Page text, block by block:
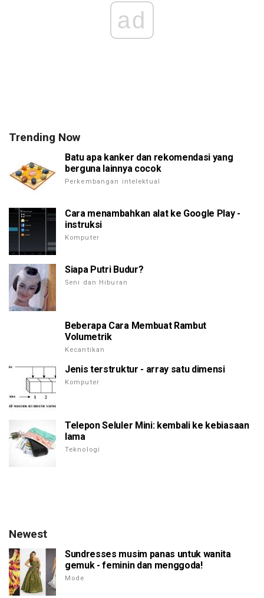
ad
Trending Now
Batu apa kanker dan rekomendasi yang
berguna lainnya cocok
Perkembangan intelektual
Cara menambahkan alat ke Google Play -
instruksi
Komputer
Siapa Putri Budur?
Seni dan Hiburan
Beberapa Cara Membuat Rambut
Volumetrik
Kecantikan
Jenis terstruktur - array satu dimensi
Komputer
Telepon Seluler Mini: kembali ke kebiasaan
lama
Teknologi
Newest
Sundresses musim panas untuk wanita
gemuk - feminin dan menggoda!
Mode